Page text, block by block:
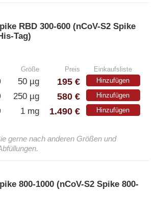
RBD 300-600 (nCoV-S2 Spike
Tag)
Größe Preis Einkaufsliste
50 µg 195 € Hinzufügen
250 µg 580 € Hinzufügen
1 mg 1.490 € Hinzufügen
gerne nach anderen Größen und
800-1000 (nCoV-S2 Spike 800-